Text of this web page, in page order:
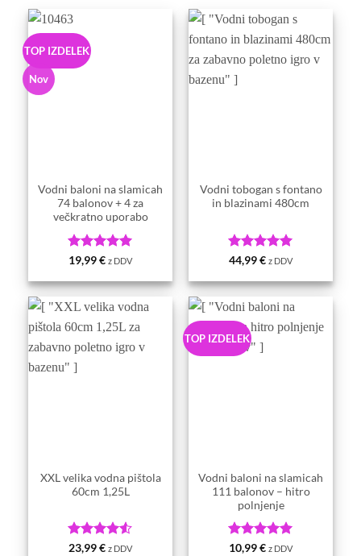
TOP IZDELEK
Nov
Vodni baloni na slamicah
74 balonov + 4 za
večkratno uporabo
Ocenjeno5
19,99€ z DDV
Vodni tobogan s fontano
in blazinami 480cm
Ocenjeno5
44,99€ z DDV
XXL velika vodna pištola
60cm 1,25L
Ocenjeno
23,99€ z DDV
TOP IZDELEK
Vodni baloni na slamicah
111 balonov – hitro
polnjenje
Ocenjeno5
10,99€ z DDV